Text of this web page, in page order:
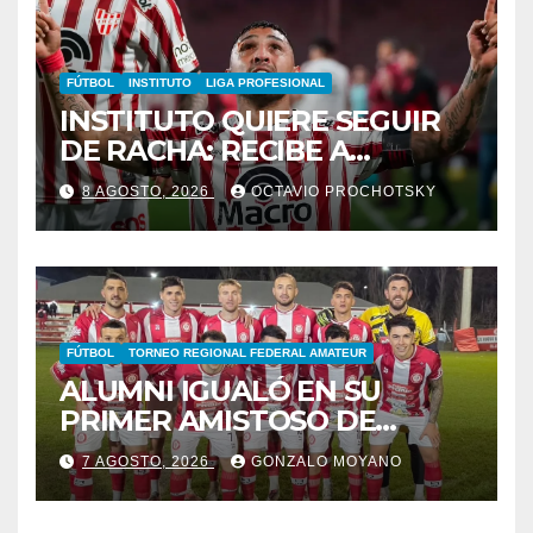
FÚTBOL INSTITUTO LIGA PROFESIONAL
INSTITUTO QUIERE SEGUIR
DE RACHA: RECIBE A
GIMNASIA DE MENDOZA EN
ALTA CÓRDOBA
8 AGOSTO, 2026 OCTAVIO PROCHOTSKY
FÚTBOL TORNEO REGIONAL FEDERAL AMATEUR
ALUMNI IGUALÓ EN SU
PRIMER AMISTOSO DE
PRETEMPORADA
7 AGOSTO, 2026 GONZALO MOYANO